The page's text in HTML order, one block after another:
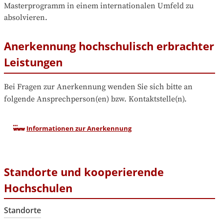
Masterprogramm in einem internationalen Umfeld zu
absolvieren.
Anerkennung hochschulisch erbrachter
Leistungen
Bei Fragen zur Anerkennung wenden Sie sich bitte an
folgende Ansprechperson(en) bzw. Kontaktstelle(n).
Informationen zur Anerkennung
Standorte und kooperierende
Hochschulen
Standorte